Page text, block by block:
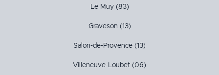
Le Muy (83)
Graveson (13)
Salon-de-Provence (13)
Villeneuve-Loubet (06)